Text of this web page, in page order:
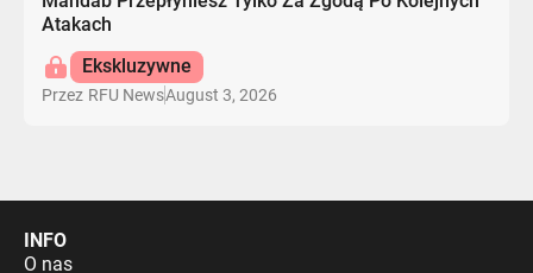
Atakach
Ekskluzywne
Przez RFU NewsAugust 3, 2026
INFO
O nas